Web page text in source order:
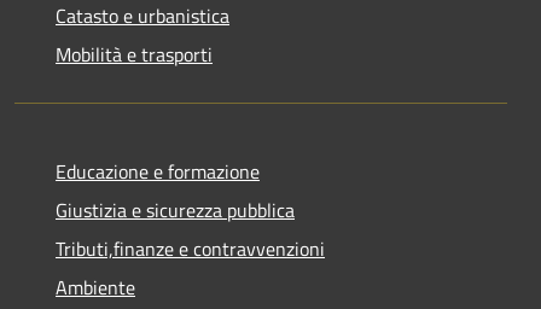
Catasto e urbanistica
Mobilità e trasporti
Educazione e formazione
Giustizia e sicurezza pubblica
Tributi,finanze e contravvenzioni
Ambiente